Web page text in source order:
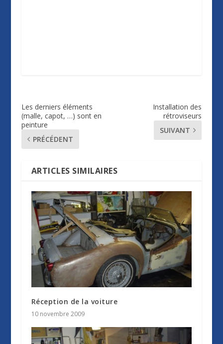
Les derniers éléments
(malle, capot, …) sont en
peinture
PRÉCÉDENT
Installation des
rétroviseurs
SUIVANT
ARTICLES SIMILAIRES
Réception de la voiture
10 novembre 2009